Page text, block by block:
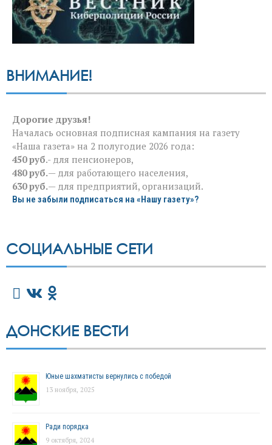
ВНИМАНИЕ!
Дорогие друзья!
Началась основная подписная кампания на газету
«Наша газета» на 2 полугодие 2026 года:
450 руб.- для пенсионеров,
480 руб.— для работающего населения,
630 руб.— для предприятий, организаций.
Вы не забыли подписаться на «Нашу газету»?
СОЦИАЛЬНЫЕ СЕТИ
ДОНСКИЕ ВЕСТИ
Юные шахматисты вернулись с победой
13 ноября, 2025
Ради порядка
9 октября, 2024